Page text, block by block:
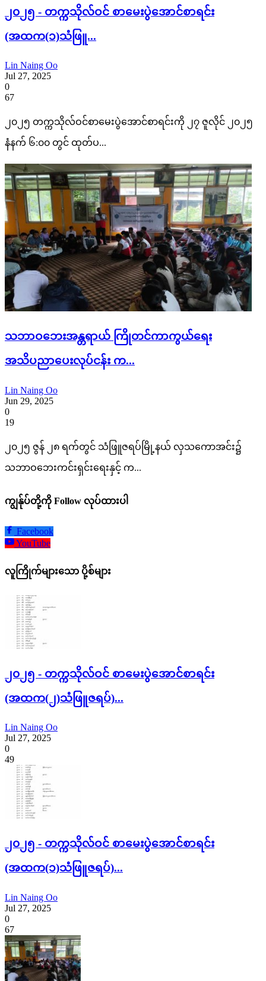
၂၀၂၅ - တက္ကသိုလ်ဝင် စာမေးပွဲအောင်စာရင်း
(အထက(၁)သံဖြူ...
Lin Naing Oo
Jul 27, 2025
0
67
၂၀၂၅ တက္ကသိုလ်ဝင်စာမေးပွဲအောင်စာရင်းကို ၂၇ ဇူလိုင် ၂၀၂၅
နံနက် ၆:၀၀ တွင် ထုတ်ပ...
သဘာဝဘေးအန္တရာယ် ကြိုတင်ကာကွယ်ရေး
အသိပညာပေးလုပ်ငန်း က...
Lin Naing Oo
Jun 29, 2025
0
19
၂၀၂၅ ဇွန် ၂၈ ရက်တွင် သံဖြူဇရပ်မြို့နယ် လှသကောအင်း၌
သဘာဝဘေးကင်းရှင်းရေးနှင့် က...
ကျွန်ုပ်တို့ကို Follow လုပ်ထားပါ
Facebook
YouTube
လူကြိုက်များသော ပို့စ်များ
၂၀၂၅ - တက္ကသိုလ်ဝင် စာမေးပွဲအောင်စာရင်း
(အထက(၂)သံဖြူဇရပ်)...
Lin Naing Oo
Jul 27, 2025
0
49
၂၀၂၅ - တက္ကသိုလ်ဝင် စာမေးပွဲအောင်စာရင်း
(အထက(၁)သံဖြူဇရပ်)...
Lin Naing Oo
Jul 27, 2025
0
67